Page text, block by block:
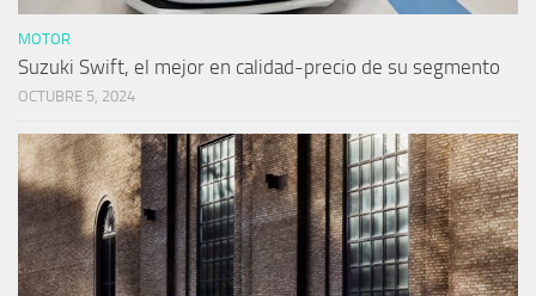
MOTOR
Suzuki Swift, el mejor en calidad-precio de su segmento
OCTUBRE 5, 2024